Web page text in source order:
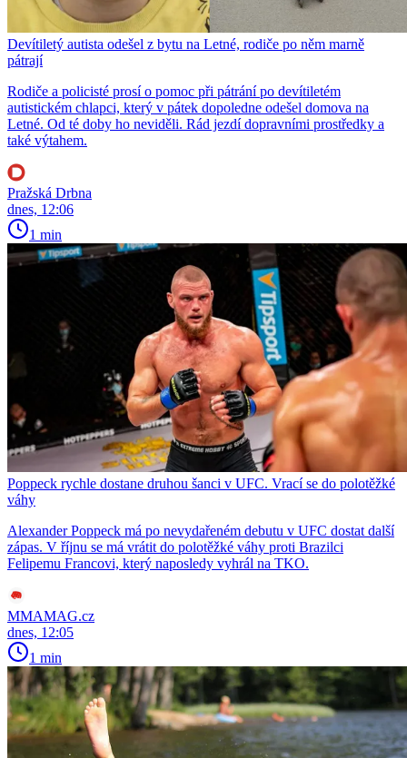
Devítiletý autista odešel z bytu na Letné, rodiče po něm marně
pátrají
Rodiče a policisté prosí o pomoc při pátrání po devítiletém
autistickém chlapci, který v pátek dopoledne odešel domova na
Letné. Od té doby ho neviděli. Rád jezdí dopravními prostředky a
také výtahem.
Pražská Drbna
dnes, 12:06
1 min
Poppeck rychle dostane druhou šanci v UFC. Vrací se do polotěžké
váhy
Alexander Poppeck má po nevydařeném debutu v UFC dostat další
zápas. V říjnu se má vrátit do polotěžké váhy proti Brazilci
Felipemu Francovi, který naposledy vyhrál na TKO.
MMAMAG.cz
dnes, 12:05
1 min